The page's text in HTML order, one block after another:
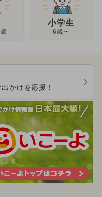
小学生
6歳〜
かけを応援！